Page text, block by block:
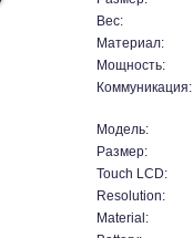
Вес:
Материал:
Мощность:
Коммуникация:
Модель:
Размер:
Touch LCD:
Resolution:
Material: